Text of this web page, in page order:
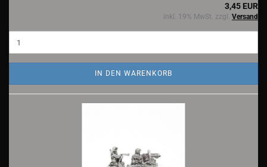
3,45 EUR
inkl. 19% MwSt. zzgl. Versand
IN DEN WARENKORB